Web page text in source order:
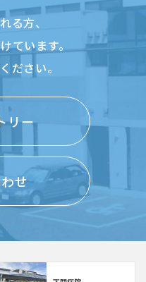
る方、
ています。
ださい。
リー
せ